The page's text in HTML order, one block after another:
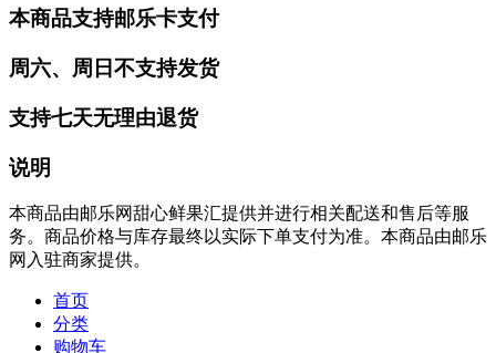
本商品支持邮乐卡支付
周六、周日不支持发货
支持七天无理由退货
说明
本商品由邮乐网甜心鲜果汇提供并进行相关配送和售后等服
务。商品价格与库存最终以实际下单支付为准。本商品由邮乐
网入驻商家提供。
首页
分类
购物车